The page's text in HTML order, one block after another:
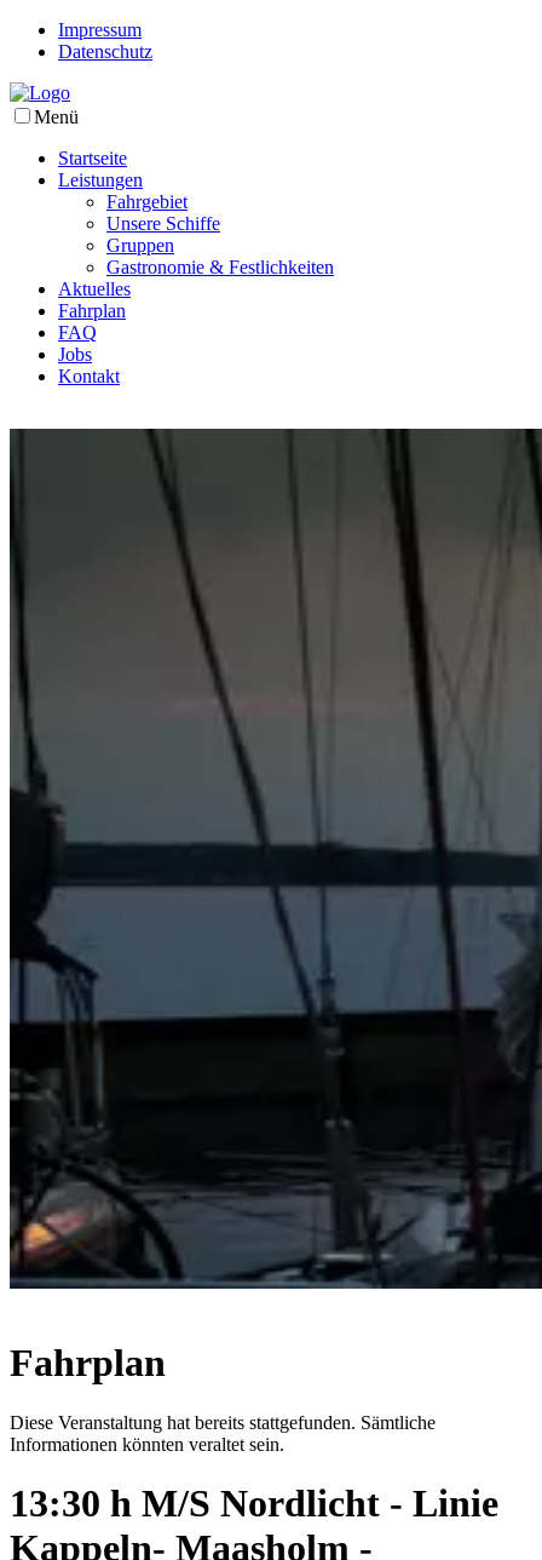
Impressum
Datenschutz
Menü
Startseite
Leistungen
Fahrgebiet
Unsere Schiffe
Gruppen
Gastronomie & Festlichkeiten
Aktuelles
Fahrplan
FAQ
Jobs
Kontakt
Fahrplan
Diese Veranstaltung hat bereits stattgefunden. Sämtliche
Informationen könnten veraltet sein.
13:30 h M/S Nordlicht - Linie
Kappeln- Maasholm -